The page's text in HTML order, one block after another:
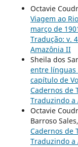
Octavie
Viagem ao
março de
Tradução: v.
Amazônia II
Sheila dos
entre línguas
capítulo de
Cadernos de
Traduzindo
Octavie
Barroso Sales,
Cadernos de
Traduzindo